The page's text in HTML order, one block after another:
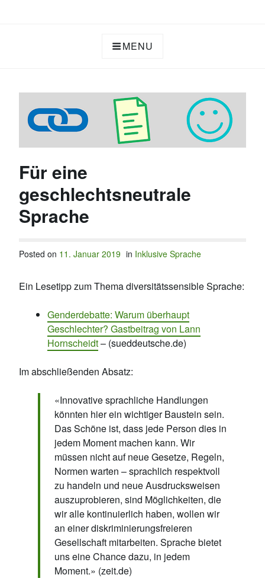
MENU
Für eine
geschlechtsneutrale
Sprache
Posted on 11. Januar 2019 in Inklusive Sprache
Ein Lesetipp zum Thema diversitätssensible Sprache:
Genderdebatte: Warum überhaupt
Geschlechter? Gastbeitrag von Lann
Hornscheidt– (sueddeutsche.de)
Im abschließenden Absatz:
«Innovative sprachliche Handlungen
könnten hier ein wichtiger Baustein sein.
Das Schöne ist, dass jede Person dies in
jedem Moment machen kann. Wir
müssen nicht auf neue Gesetze, Regeln,
Normen warten – sprachlich respektvoll
zu handeln und neue Ausdrucksweisen
auszuprobieren, sind Möglichkeiten, die
wir alle kontinuierlich haben, wollen wir
an einer diskriminierungsfreieren
Gesellschaft mitarbeiten. Sprache bietet
uns eine Chance dazu, in jedem
Moment.» (zeit.de)